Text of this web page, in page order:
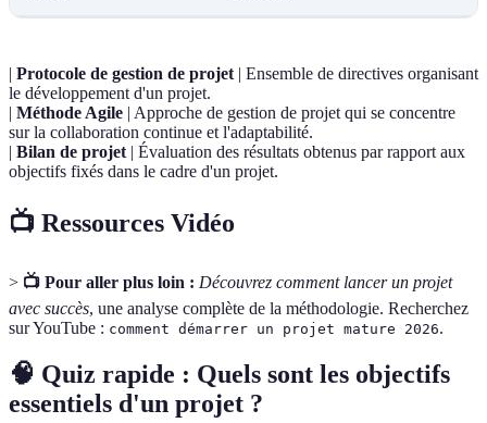
| Protocole de gestion de projet | Ensemble de directives organisant
le développement d'un projet.
| Méthode Agile | Approche de gestion de projet qui se concentre
sur la collaboration continue et l'adaptabilité.
| Bilan de projet | Évaluation des résultats obtenus par rapport aux
objectifs fixés dans le cadre d'un projet.
📺 Ressources Vidéo
> 📺 Pour aller plus loin : Découvrez comment lancer un projet
avec succès, une analyse complète de la méthodologie. Recherchez
sur YouTube : comment démarrer un projet mature 2026.
🧠 Quiz rapide : Quels sont les objectifs
essentiels d'un projet ?